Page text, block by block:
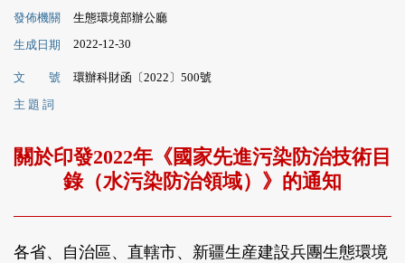
發佈機關
生態環境部辦公廳
生成日期
2022-12-30
文 號
環辦科財函〔2022〕500號
主 題 詞
關於印發2022年《國家先進污染防治技術目
錄（水污染防治領域）》的通知
各省、自治區、直轄市、新疆生産建設兵團生態環境